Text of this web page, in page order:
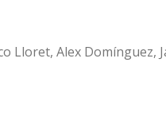
Lloret, Alex Domínguez,